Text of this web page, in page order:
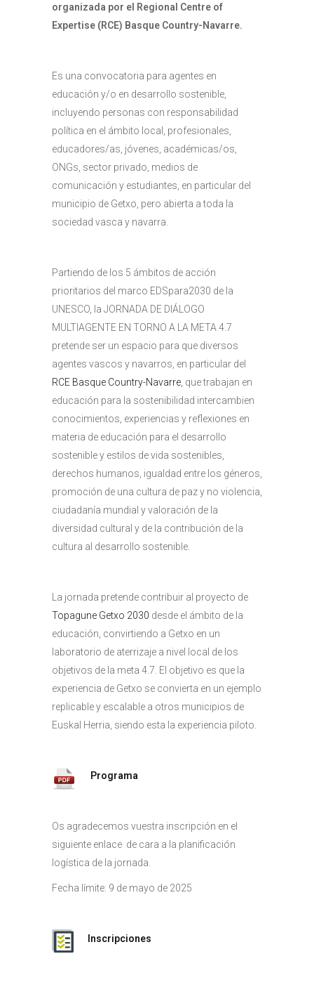
organizada por el Regional Centre of
Expertise (RCE) Basque Country-Navarre.
Es una convocatoria para agentes en
educación y/o en desarrollo sostenible,
incluyendo personas con responsabilidad
política en el ámbito local, profesionales,
educadores/as, jóvenes, académicas/os,
ONGs, sector privado, medios de
comunicación y estudiantes, en particular del
municipio de Getxo, pero abierta a toda la
sociedad vasca y navarra.
Partiendo de los 5 ámbitos de acción
prioritarios del marco EDSpara2030 de la
UNESCO, la JORNADA DE DIÁLOGO
MULTIAGENTE EN TORNO A LA META 4.7
pretende ser un espacio para que diversos
agentes vascos y navarros, en particular del
RCE Basque Country-Navarre , que trabajan en
educación para la sostenibilidad intercambien
conocimientos, experiencias y reflexiones en
materia de educación para el desarrollo
sostenible y estilos de vida sostenibles,
derechos humanos, igualdad entre los géneros,
promoción de una cultura de paz y no violencia,
ciudadanía mundial y valoración de la
diversidad cultural y de la contribución de la
cultura al desarrollo sostenible.
La jornada pretende contribuir al proyecto de
Topagune Getxo 2030 desde el ámbito de la
educación, convirtiendo a Getxo en un
laboratorio de aterrizaje a nivel local de los
objetivos de la meta 4.7. El objetivo es que la
experiencia de Getxo se convierta en un ejemplo
replicable y escalable a otros municipios de
Euskal Herria, siendo esta la experiencia piloto.
Programa
Os agradecemos vuestra inscripción en el
siguiente enlace de cara a la planificación
logística de la jornada.
Fecha límite: 9 de mayo de 2025
Inscripciones